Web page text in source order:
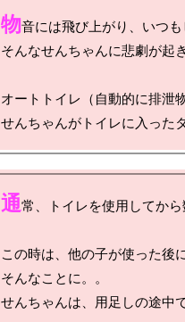
物音には飛び上がり、いつも
そんなせんちゃんに悲劇が起
オートトイレ（自動的に排泄
通常、トイレを使用してか
この時は、他の子が使った後
そんなことに。。
せんちゃんは、用足しの途中